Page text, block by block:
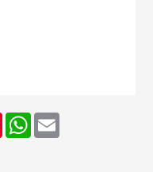
PinterestWhatsApp
Email